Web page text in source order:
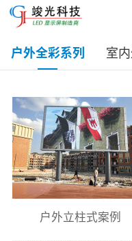
户外全彩系列 室
户外立柱式案例